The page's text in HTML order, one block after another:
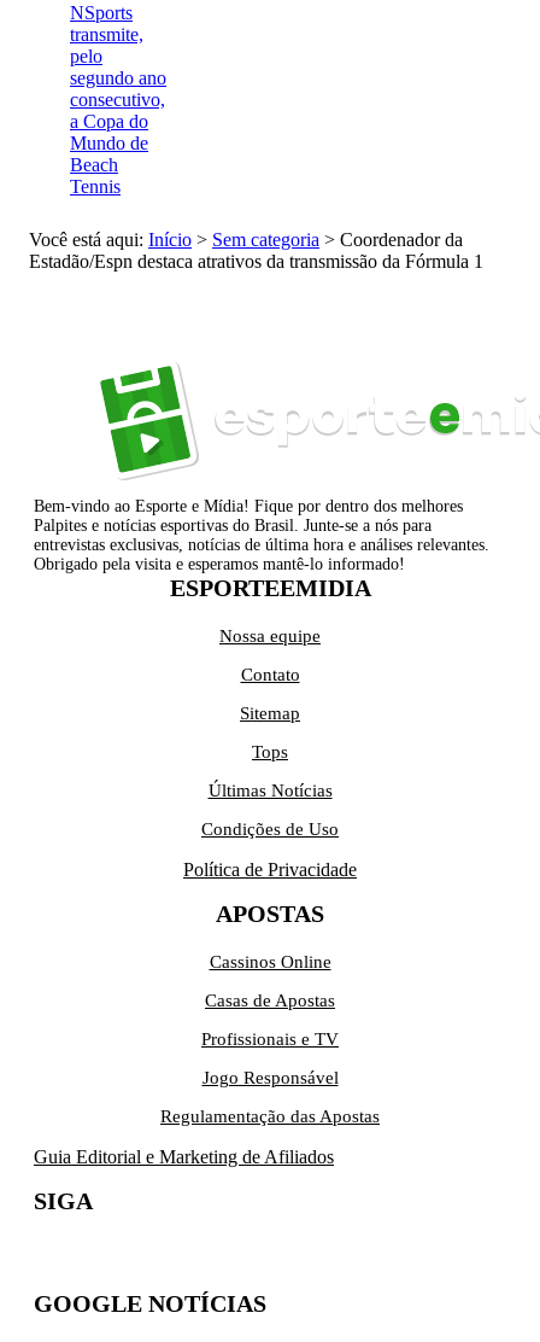
NSports
transmite,
pelo
segundo ano
consecutivo,
a Copa do
Mundo de
Beach
Tennis
Você está aqui: Início > Sem categoria > Coordenador da
Estadão/Espn destaca atrativos da transmissão da Fórmula 1
Bem-vindo ao Esporte e Mídia! Fique por dentro dos melhores
Palpites e notícias esportivas do Brasil. Junte-se a nós para
entrevistas exclusivas, notícias de última hora e análises relevantes.
Obrigado pela visita e esperamos mantê-lo informado!
ESPORTEEMIDIA
Nossa equipe
Contato
Sitemap
Tops
Últimas Notícias
Condições de Uso
Política de Privacidade
APOSTAS
Cassinos Online
Casas de Apostas
Profissionais e TV
Jogo Responsável
Regulamentação das Apostas
Guia Editorial e Marketing de Afiliados
SIGA
GOOGLE NOTÍCIAS